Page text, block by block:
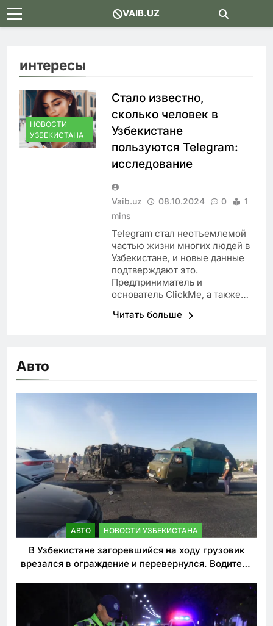
Skip
to
VAIB.UZ
интересы
НОВОСТИ
УЗБЕКИСТАНА
Стало известно,
сколько человек в
Узбекистане
пользуются Telegram:
исследование
Vaib.uz 08.10.2024 0
1
mins
Telegram стал неотъемлемой
частью жизни многих людей в
Узбекистане, и новые данные
подтверждают это.
Предприниматель и
основатель ClickMe, а также…
Читать больше
Авто
АВТО НОВОСТИ УЗБЕКИСТАНА
В Узбекистане загоревшийся на ходу грузовик
врезался в ограждение и перевернулся. Водитель